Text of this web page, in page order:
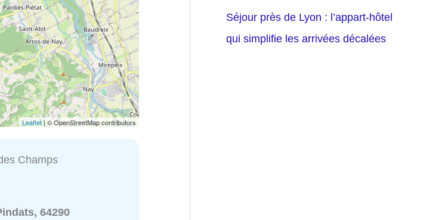
Leaflet| © OpenStreetMap contributors
Champs
64290
Séjour près de Lyon : l’appart-hôtel
qui simplifie les arrivées décalées